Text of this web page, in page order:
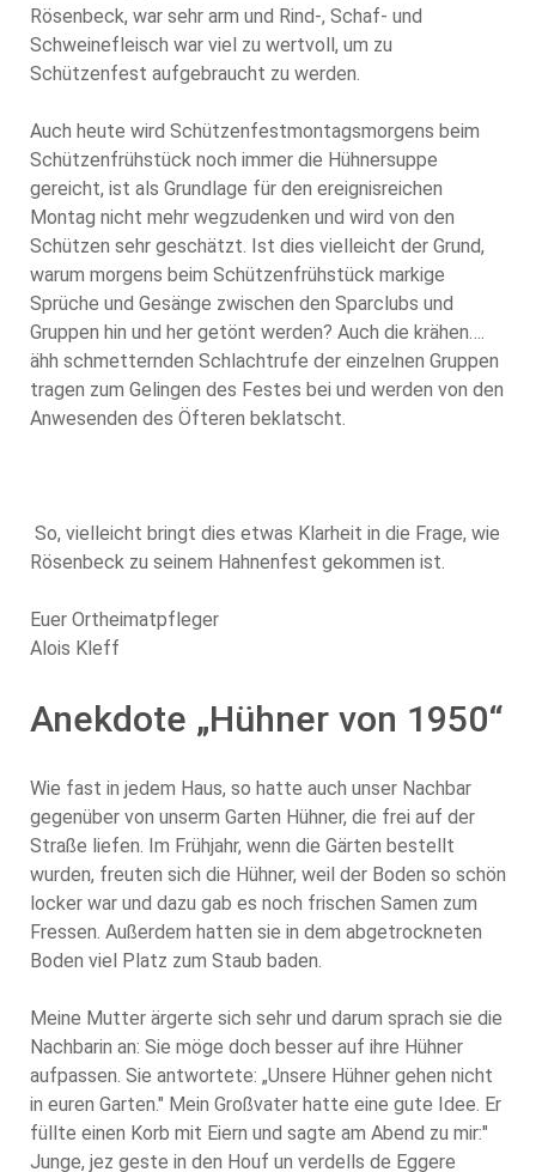
Rösenbeck, war sehr arm und Rind-, Schaf- und
Schweinefleisch war viel zu wertvoll, um zu
Schützenfest aufgebraucht zu werden.
Auch heute wird Schützenfestmontagsmorgens beim
Schützenfrühstück noch immer die Hühnersuppe
gereicht, ist als Grundlage für den ereignisreichen
Montag nicht mehr wegzudenken und wird von den
Schützen sehr geschätzt. Ist dies vielleicht der Grund,
warum morgens beim Schützenfrühstück markige
Sprüche und Gesänge zwischen den Sparclubs und
Gruppen hin und her getönt werden? Auch die krähen….
ähh schmetternden Schlachtrufe der einzelnen Gruppen
tragen zum Gelingen des Festes bei und werden von den
Anwesenden des Öfteren beklatscht.
So, vielleicht bringt dies etwas Klarheit in die Frage, wie
Rösenbeck zu seinem Hahnenfest gekommen ist.
Euer Ortheimatpfleger
Alois Kleff
Anekdote „Hühner von 1950“
Wie fast in jedem Haus, so hatte auch unser Nachbar
gegenüber von unserm Garten Hühner, die frei auf der
Straße liefen. Im Frühjahr, wenn die Gärten bestellt
wurden, freuten sich die Hühner, weil der Boden so schön
locker war und dazu gab es noch frischen Samen zum
Fressen. Außerdem hatten sie in dem abgetrockneten
Boden viel Platz zum Staub baden.
Meine Mutter ärgerte sich sehr und darum sprach sie die
Nachbarin an: Sie möge doch besser auf ihre Hühner
aufpassen. Sie antwortete: „Unsere Hühner gehen nicht
in euren Garten." Mein Großvater hatte eine gute Idee. Er
füllte einen Korb mit Eiern und sagte am Abend zu mir:"
Junge, jez geste in den Houf un verdells de Eggere